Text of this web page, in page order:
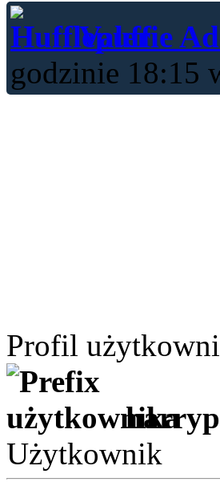
Valerie
godzinie 18:15
Profil
Użytkownik